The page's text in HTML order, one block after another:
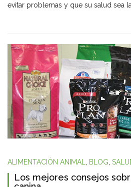
evitar problemas y que su salud sea
ALIMENTACIÓN ANIMAL BLOG
Los mejores consejos